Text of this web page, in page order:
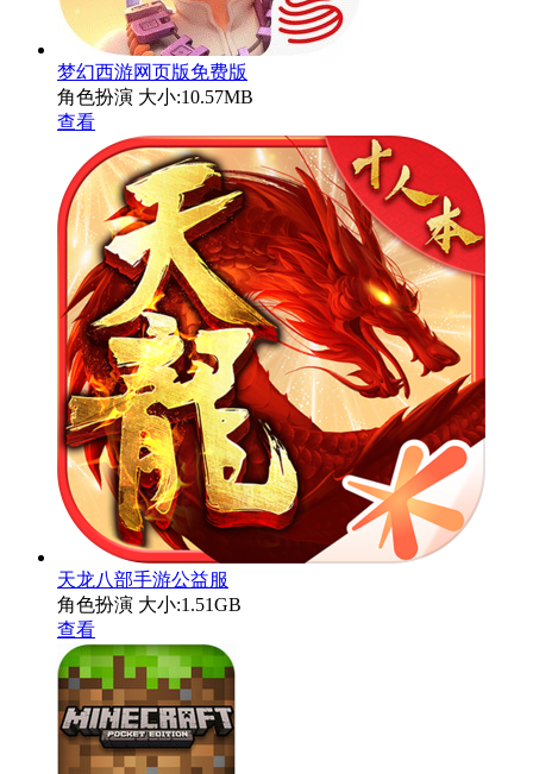
梦幻西游网页版免费版
角色扮演 大小:10.57MB
查看
天龙八部手游公益服
角色扮演 大小:1.51GB
查看